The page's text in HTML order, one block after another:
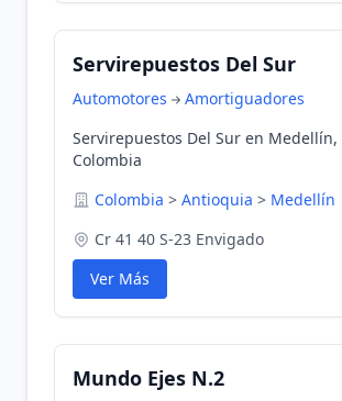
Servirepuestos Del Sur
Automotores
Amortiguadores
Servirepuestos Del Sur en
Colombia
Colombia > Antioquia > Medellín
Cr 41 40 S-23 Envigado
Ver Más
Mundo Ejes N.2